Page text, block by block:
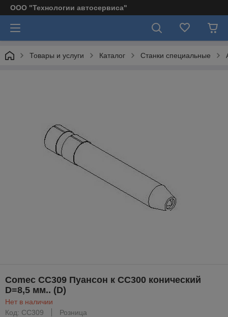
ООО "Технологии автосервиса"
Товары и услуги Каталог Станки специальные
Comec CC309 Пуансон к CC300 конический
D=8,5 мм.. (D)
Нет в наличии
Код: CC309
Розница